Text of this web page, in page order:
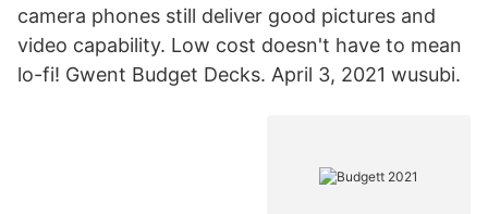
camera phones still deliver good pictures and
video capability. Low cost doesn't have to mean
lo-fi! Gwent Budget Decks. April 3, 2021 wusubi.